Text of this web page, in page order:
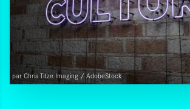
par Chris Titze Imaging / AdobeStock